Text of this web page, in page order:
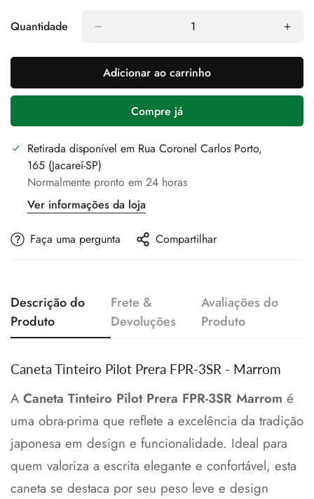
Quantidade
Adicionar ao carrinho
Compre já
Retirada disponível em Rua Coronel Carlos Porto,
165 (Jacareí-SP)
Normalmente pronto em 24 horas
Ver informações da loja
Faça uma pergunta Compartilhar
Descrição do
Produto
Frete &
Devoluções
Avaliações do
Produto
Caneta Tinteiro Pilot Prera FPR-3SR - Marrom
A Caneta Tinteiro Pilot Prera FPR-3SR Marrom é
uma obra-prima que reflete a excelência da tradição
japonesa em design e funcionalidade. Ideal para
quem valoriza a escrita elegante e confortável, esta
caneta se destaca por seu peso leve e design